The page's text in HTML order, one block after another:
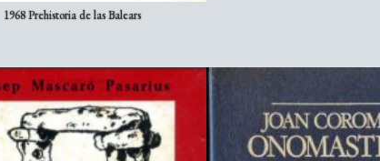
1968 Prehistoria de las Balears